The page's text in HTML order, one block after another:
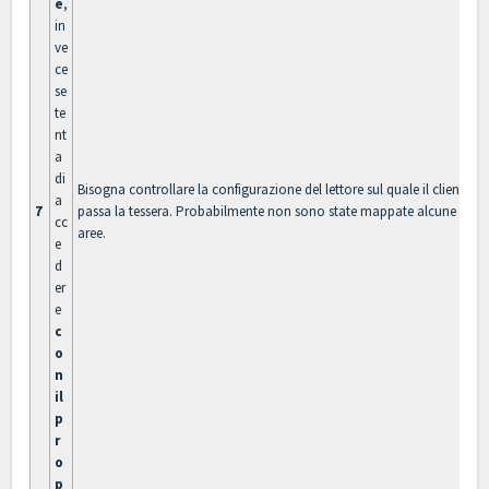
7
e,
in
ve
ce
se
te
nt
a
di
a
cc
e
d
er
e
c
o
n
il
p
r
o
p
Bisogna controllare la configurazione del lettore sul quale il cliente
passa la tessera. Probabilmente non sono state mappate alcune
aree.